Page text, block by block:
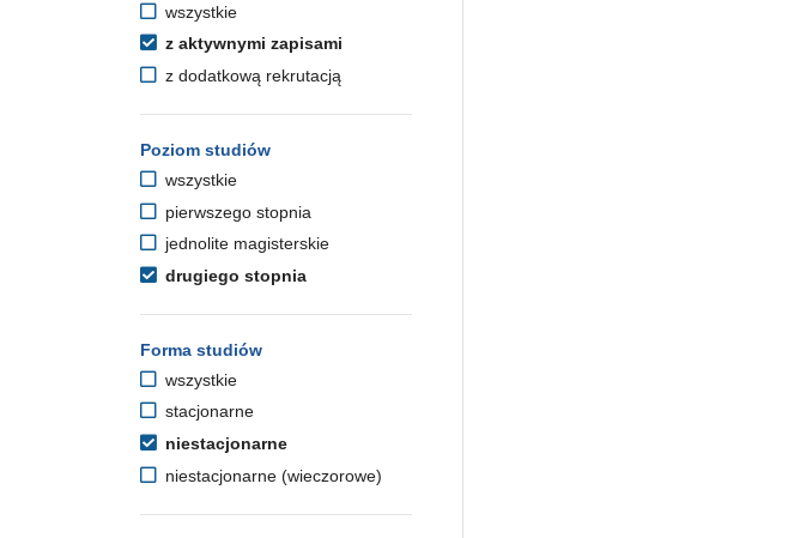
wszystkie
z aktywnymi zapisami
z dodatkową rekrutacją
Poziom studiów
wszystkie
pierwszego stopnia
jednolite magisterskie
drugiego stopnia
Forma studiów
wszystkie
stacjonarne
niestacjonarne
niestacjonarne (wieczorowe)